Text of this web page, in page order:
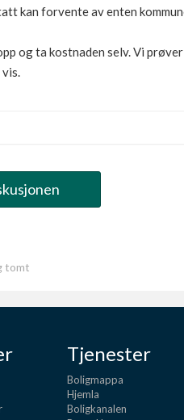
kan forvente av enten
og ta kostnaden selv. Vi
tomt
Tjenester
Boligmappa
Hjemla
Boligkanalen